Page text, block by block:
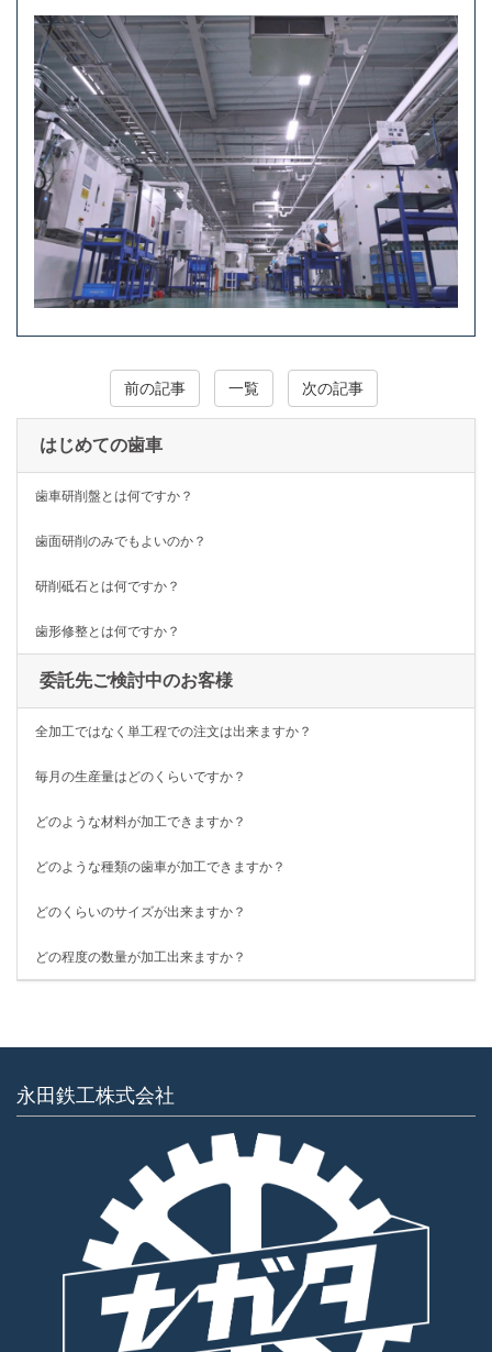
前の記事 一覧 次の記事
はじめての歯車
歯車研削盤とは何ですか？
歯面研削のみでもよいのか？
研削砥石とは何ですか？
歯形修整とは何ですか？
委託先ご検討中のお客様
全加工ではなく単工程での注文は出来ますか？
毎月の生産量はどのくらいですか？
どのような材料が加工できますか？
どのような種類の歯車が加工できますか？
どのくらいのサイズが出来ますか？
どの程度の数量が加工出来ますか？
永田鉄工株式会社